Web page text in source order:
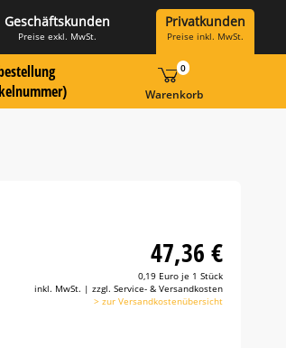
Geschäftskunden
Preise exkl. MwSt.
Privatkunden
Preise inkl. MwSt.
Warenkorb
0
47,36 €
0,19 Euro je 1 Stück
inkl. MwSt. | zzgl. Service- & Versandkosten
> zur Versandkostenübersicht